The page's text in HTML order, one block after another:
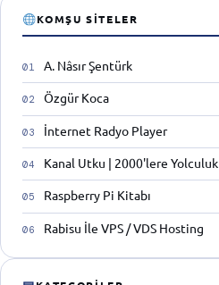
KOMŞU SITELER
A. Nâsır Şentürk
Özgür Koca
İnternet Radyo Player
Kanal Utku | 2000'lere Yolculuk
Raspberry Pi Kitabı
Rabisu İle VPS / VDS Hosting